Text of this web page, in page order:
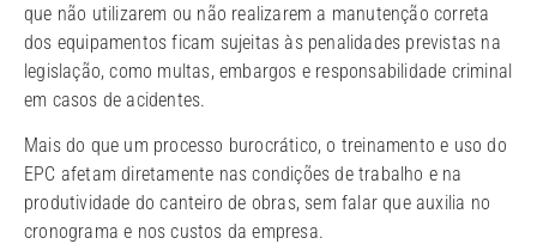
que não utilizarem ou não realizarem a manutenção correta
dos equipamentos ficam sujeitas às penalidades previstas na
legislação, como multas, embargos e responsabilidade criminal
em casos de acidentes.
Mais do que um processo burocrático, o treinamento e uso do
EPC afetam diretamente nas condições de trabalho e na
produtividade do canteiro de obras, sem falar que auxilia no
cronograma e nos custos da empresa.